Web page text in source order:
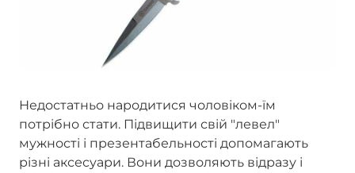
Недостатньо народитися чоловіком-їм
потрібно стати. Підвищити свій "левел"
мужності і презентабельності допомагають
різні аксесуари. Вони дозволяють відразу і